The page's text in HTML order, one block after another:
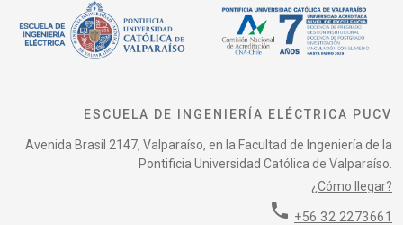
ESCUELA DE INGENIERÍA ELÉCTRICA PUCV
Avenida Brasil 2147, Valparaíso, en la Facultad de Ingeniería de la
Pontificia Universidad Católica de Valparaíso.
¿Cómo llegar?
phone +56 32 2273661